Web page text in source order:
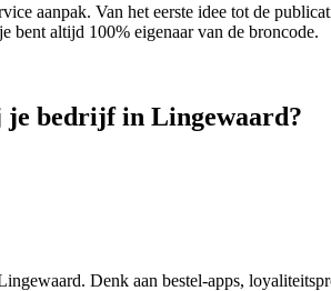
aanpak. Van het eerste idee tot de
bent altijd 100% eigenaar van de broncode.
je bedrijf in Lingewaard?
Denk aan bestel-apps,